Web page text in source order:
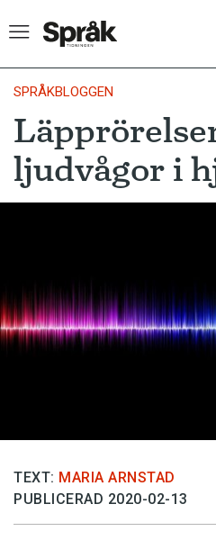
Hem
Artiklar
Bokrecensioner
Kviss
Föreslå nyord
Annonsera
Prenumerera
SPRÅKBLOGGEN
ljudvågor i
TEXT: MARIA ARNSTAD
PUBLICERAD 2020-02-13